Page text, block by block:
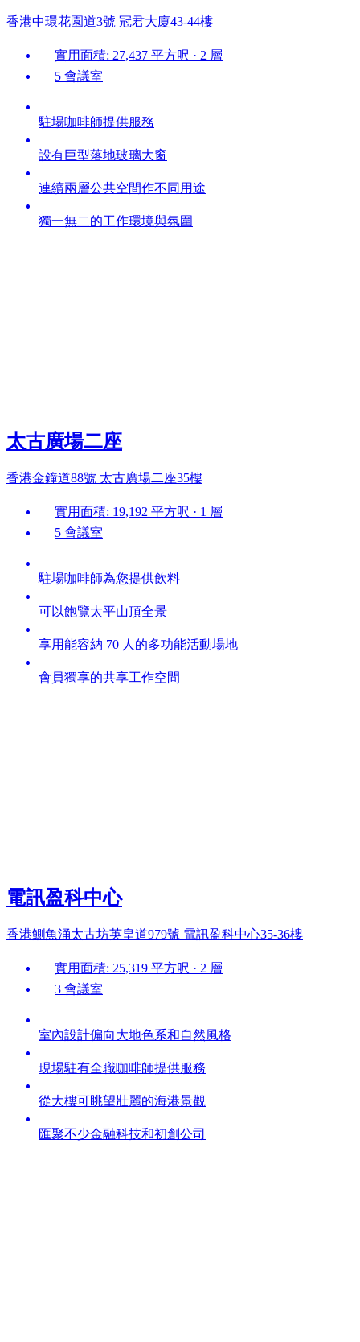
香港中環花園道3號 冠君大廈43-44樓
實用面積: 27,437 平方呎 · 2 層
5 會議室
駐場咖啡師提供服務
設有巨型落地玻璃大窗
連續兩層公共空間作不同用途
獨一無二的工作環境與氛圍
太古廣場二座
香港金鐘道88號 太古廣場二座35樓
實用面積: 19,192 平方呎 · 1 層
5 會議室
駐場咖啡師為您提供飲料
可以飽覽太平山頂全景
享用能容納 70 人的多功能活動場地
會員獨享的共享工作空間
電訊盈科中心
香港鰂魚涌太古坊英皇道979號 電訊盈科中心35-36樓
實用面積: 25,319 平方呎 · 2 層
3 會議室
室內設計偏向大地色系和自然風格
現場駐有全職咖啡師提供服務
從大樓可眺望壯麗的海港景觀
匯聚不少金融科技和初創公司